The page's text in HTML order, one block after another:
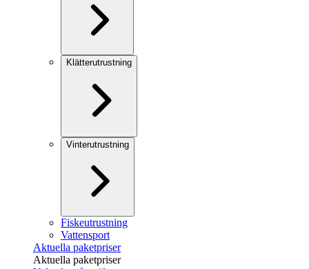
Klätterutrustning
Vinterutrustning
Fiskeutrustning
Vattensport
Aktuella paketpriser
Aktuella paketpriser